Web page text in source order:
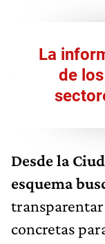
La
de
Desde la
esquema
concretas